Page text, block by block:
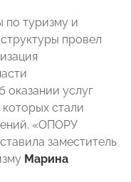
по туризму и
провел
услуг
стали
«ОПОРУ
заместитель
Марина